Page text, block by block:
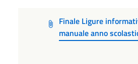
Finale Ligure
manuale anno